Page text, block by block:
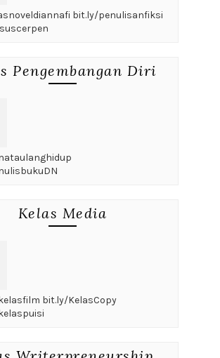
bit.ly/penulisanfiksi
Pengembangan Diri
Kelas Media
bit.ly/KelasCopy